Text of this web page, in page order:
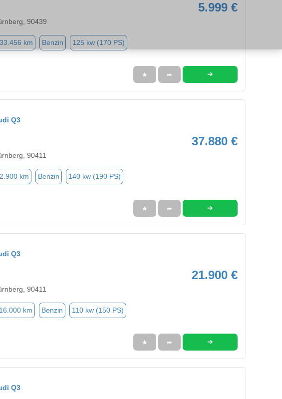
5.999 €
90439
km Benzin 125 kw (170 PS)
★ ➦ ➜
Q3
37.880 €
90411
km Benzin 140 kw (190 PS)
★ ➦ ➜
Q3
21.900 €
90411
km Benzin 110 kw (150 PS)
★ ➦ ➜
Q3